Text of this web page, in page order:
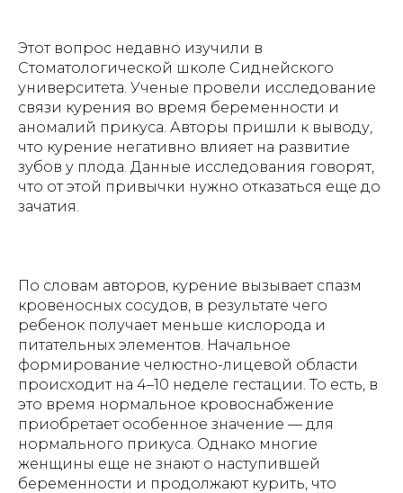
Этот вопрос недавно изучили в
Стоматологической школе Сиднейского
университета. Ученые провели исследование
связи курения во время беременности и
аномалий прикуса. Авторы пришли к выводу,
что курение негативно влияет на развитие
зубов у плода. Данные исследования говорят,
что от этой привычки нужно отказаться еще до
зачатия.
По словам авторов, курение вызывает спазм
кровеносных сосудов, в результате чего
ребенок получает меньше кислорода и
питательных элементов. Начальное
формирование челюстно-лицевой области
происходит на 4–10 неделе гестации. То есть, в
это время нормальное кровоснабжение
приобретает особенное значение — для
нормального прикуса. Однако многие
женщины еще не знают о наступившей
беременности и продолжают курить, что